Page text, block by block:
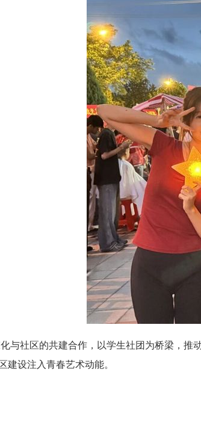
与社区的共建合作，以学生社团为桥梁，推
建设注入青春艺术动能。